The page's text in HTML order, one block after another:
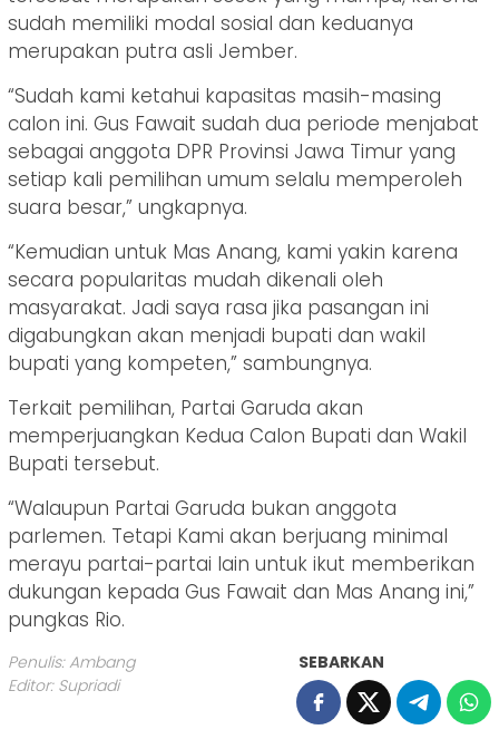
sudah memiliki modal sosial dan keduanya
merupakan putra asli Jember.
“Sudah kami ketahui kapasitas masih-masing
calon ini. Gus Fawait sudah dua periode menjabat
sebagai anggota DPR Provinsi Jawa Timur yang
setiap kali pemilihan umum selalu memperoleh
suara besar,” ungkapnya.
“Kemudian untuk Mas Anang, kami yakin karena
secara popularitas mudah dikenali oleh
masyarakat. Jadi saya rasa jika pasangan ini
digabungkan akan menjadi bupati dan wakil
bupati yang kompeten,” sambungnya.
Terkait pemilihan, Partai Garuda akan
memperjuangkan Kedua Calon Bupati dan Wakil
Bupati tersebut.
“Walaupun Partai Garuda bukan anggota
parlemen. Tetapi Kami akan berjuang minimal
merayu partai-partai lain untuk ikut memberikan
dukungan kepada Gus Fawait dan Mas Anang ini,”
pungkas Rio.
Penulis: Ambang
Editor: Supriadi
SEBARKAN